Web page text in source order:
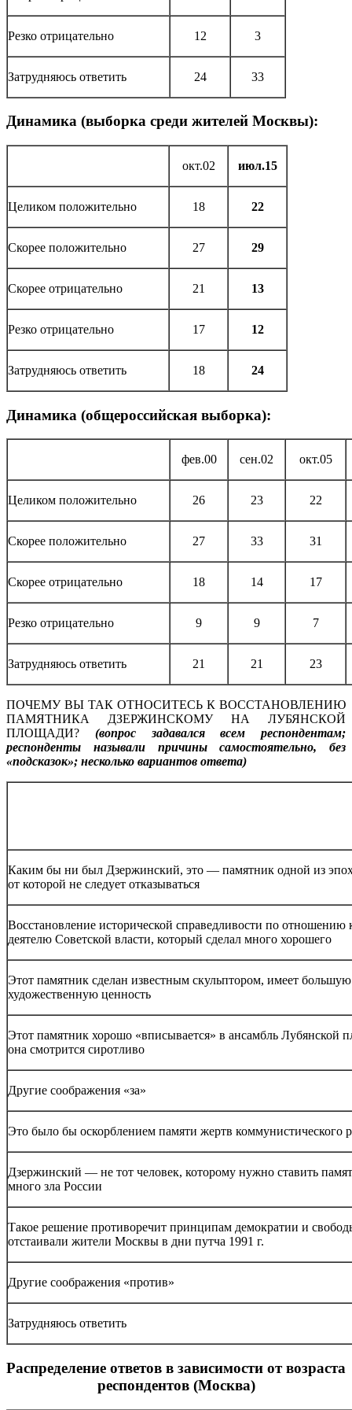
Резко отрицательно 12 3
Затрудняюсь ответить 24 33
Динамика (выборка среди жителей Москвы):
окт.02 июл.15
Целиком положительно 18 22
Скорее положительно 27 29
Скорее отрицательно 21 13
Резко отрицательно 17 12
Затрудняюсь ответить 18 24
Динамика (общероссийская выборка):
фев.00 сен.02 окт.05
Целиком положительно 26 23 22
Скорее положительно 27 33 31
Скорее отрицательно 18 14 17
Резко отрицательно 9 9 7
Затрудняюсь ответить 21 21 23
ПОЧЕМУ ВЫ ТАК ОТНОСИТЕСЬ К ВОССТАНОВЛЕНИЮ
ПАМЯТНИКА ДЗЕРЖИНСКОМУ НА ЛУБЯНСКОЙ
ПЛОЩАДИ? (вопрос задавался всем респондентам;
респонденты называли причины самостоятельно, без
«подсказок»; несколько вариантов ответа)
Каким бы ни был Дзержинский, это — памятник одной из
от которой не следует отказываться
Восстановление исторической справедливости по отношению
деятелю Советской власти, который сделал много хорошего
Этот памятник сделан известным скульптором, имеет
художественную ценность
Этот памятник хорошо «вписывается» в ансамбль Лубянской
она смотрится сиротливо
Другие соображения «за»
Это было бы оскорблением памяти жертв коммунистического
Дзержинский — не тот человек, которому нужно ставить
много зла России
Такое решение противоречит принципам демократии и
отстаивали жители Москвы в дни путча 1991 г.
Другие соображения «против»
Затрудняюсь ответить
Распределение ответов в зависимости от возраста
респондентов (Москва)